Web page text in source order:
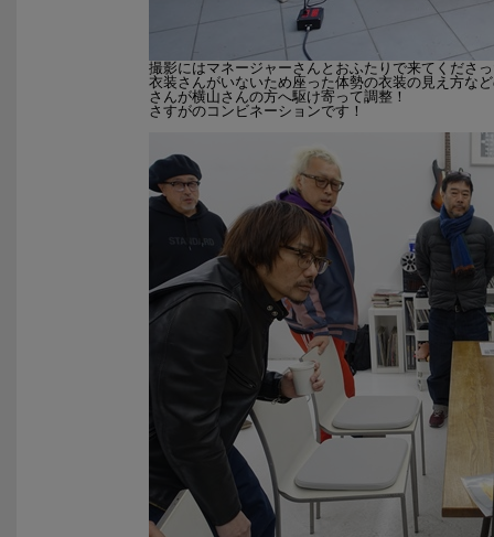
撮影にはマネージャーさんとおふたりで来てくださ
衣装さんがいないため座った体勢の衣装の見え方な
さんが横山さんの方へ駆け寄って調整！
さすがのコンビネーションです！